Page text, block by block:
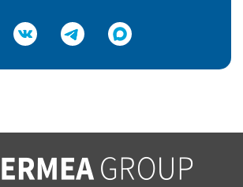
e-mail
с нашей политикой